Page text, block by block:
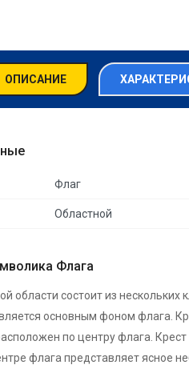
ОПИСАНИЕ
Флаг
Областной
Флага
области состоит из
основным фоном флага.
по центру флага.
флага представляет ясное